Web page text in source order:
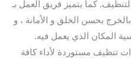
كما يتميز فريق العمل بـ
بحسن الخلق و الأمانة ، و
المكان الذي يعمل فيه.
تنظيف مستوردة لأداء كافة